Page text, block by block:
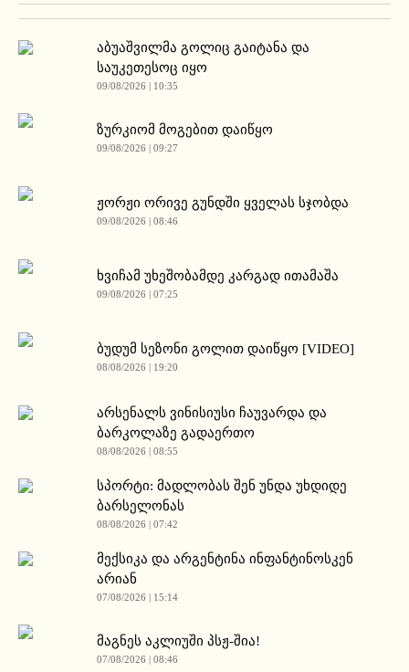
აბუაშვილმა გოლიც გაიტანა და
საუკეთესოც იყო
09/08/2026 | 10:35
ზურკიომ მოგებით დაიწყო
09/08/2026 | 09:27
ჟორჟი ორივე გუნდში ყველას სჯობდა
09/08/2026 | 08:46
ხვიჩამ უხეშობამდე კარგად ითამაშა
09/08/2026 | 07:25
ბუდუმ სეზონი გოლით დაიწყო [VIDEO]
08/08/2026 | 19:20
არსენალს ვინისიუსი ჩაუვარდა და
ბარკოლაზე გადაერთო
08/08/2026 | 08:55
სპორტი: მადლობას შენ უნდა უხდიდე
ბარსელონას
08/08/2026 | 07:42
მექსიკა და არგენტინა ინფანტინოსკენ
არიან
07/08/2026 | 15:14
მაგნეს აკლიუში პსჟ-შია!
07/08/2026 | 08:46